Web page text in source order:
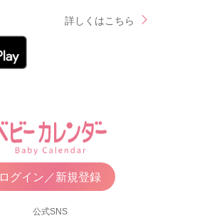
詳しくはこちら
ログイン／新規登録
公式SNS